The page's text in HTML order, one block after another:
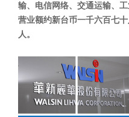
输、电信网络、交通运输、
营业额约新台币一千六百七
人。